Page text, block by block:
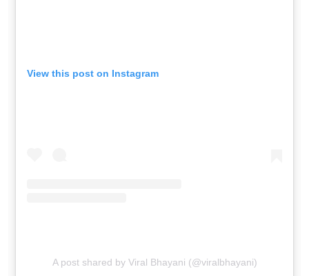
View this post on Instagram
A post shared by Viral Bhayani (@viralbhayani)